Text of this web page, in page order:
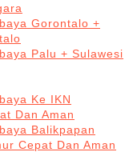
Gorontalo +
Palu + Sulawesi
Ke IKN
Dan Aman
Balikpapan
Cepat Dan Aman